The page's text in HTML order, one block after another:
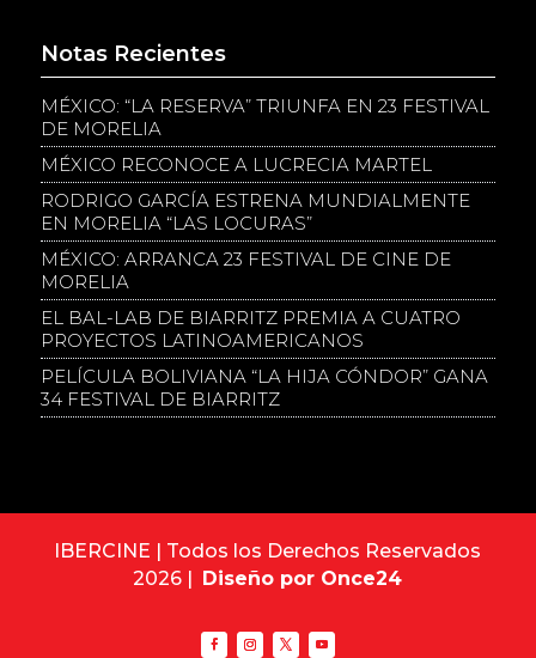
Notas Recientes
MÉXICO: “LA RESERVA” TRIUNFA EN 23 FESTIVAL
DE MORELIA
MÉXICO RECONOCE A LUCRECIA MARTEL
RODRIGO GARCÍA ESTRENA MUNDIALMENTE
EN MORELIA “LAS LOCURAS”
MÉXICO: ARRANCA 23 FESTIVAL DE CINE DE
MORELIA
EL BAL-LAB DE BIARRITZ PREMIA A CUATRO
PROYECTOS LATINOAMERICANOS
PELÍCULA BOLIVIANA “LA HIJA CÓNDOR” GANA
34 FESTIVAL DE BIARRITZ
IBERCINE | Todos los Derechos Reservados
2026 | Diseño por Once24